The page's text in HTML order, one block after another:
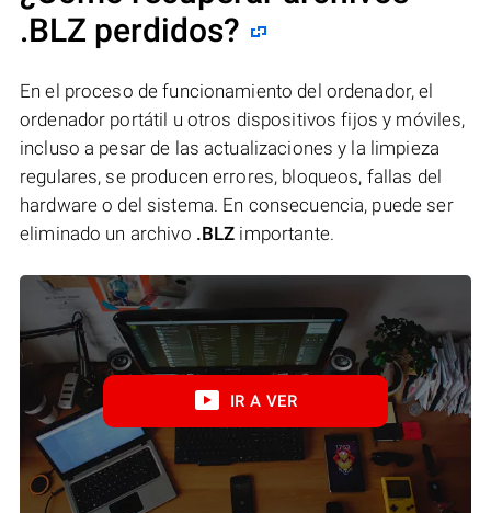
.BLZ perdidos?
En el proceso de funcionamiento del ordenador, el
ordenador portátil u otros dispositivos fijos y móviles,
incluso a pesar de las actualizaciones y la limpieza
regulares, se producen errores, bloqueos, fallas del
hardware o del sistema. En consecuencia, puede ser
eliminado un archivo .BLZ importante.
IR A VER